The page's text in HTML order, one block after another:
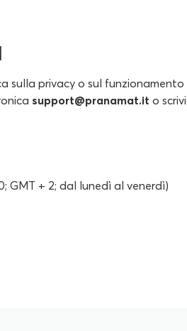
sulla privacy o sul
support@pranamat.it o
GMT + 2; dal lunedì al venerdì)